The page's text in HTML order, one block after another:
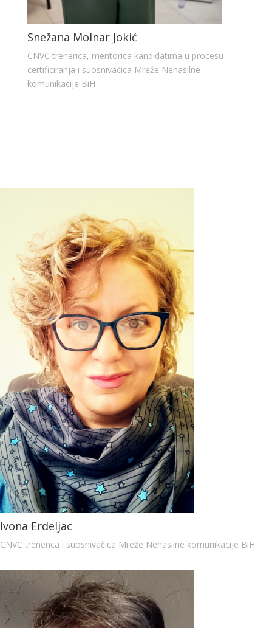
Snežana Molnar Jokić
CNVC trenerica, mentorica kandidatima u procesu
certificiranja i suosnivačica Mreže Nenasilne
komunikacije BiH
Ivona Erdeljac
CNVC trenerica i suosnivačica Mreže Nenasilne komunikacije BiH